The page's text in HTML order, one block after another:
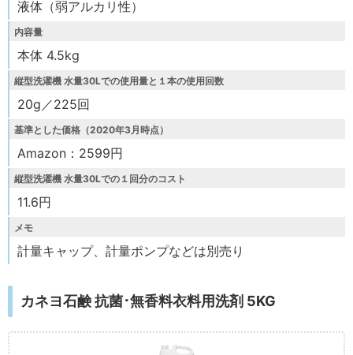
液体（弱アルカリ性）
内容量
本体 4.5kg
縦型洗濯機 水量30Lでの使用量と１本の使用回数
20g／225回
基準とした価格（2020年3月時点）
Amazon：2599円
縦型洗濯機 水量30Lでの１回分のコスト
11.6円
メモ
計量キャップ、計量ポンプなどは別売り
カネヨ石鹸 抗菌･無香料衣料用洗剤 5KG